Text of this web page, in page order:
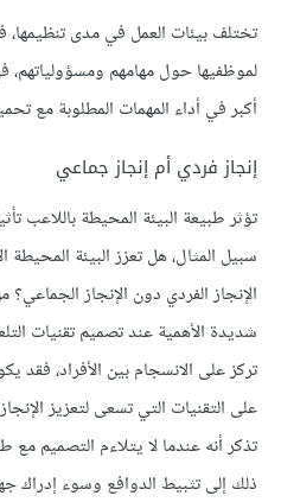
تختلف بيئات العمل في مدى
لموظفيها حول مهامهم
أكبر في أداء المهمات المطلوبة مع
إنجاز فردي أم إنجاز جماعي
تؤثر طبيعة البيئة المحيطة باللاعب
سبيل المثال، هل تعزز البيئة
الإنجاز الفردي دون الإنجاز
شديدة الأهمية عند تصميم تقنيات
تركز على الانسجام بين الأفراد، فقد
على التقنيات التي تسعى لتعزيز
تذكر أنه عندما لا يتلاءم التصميم مع
ذلك إلى تثبيط الدوافع وسوء إدراك